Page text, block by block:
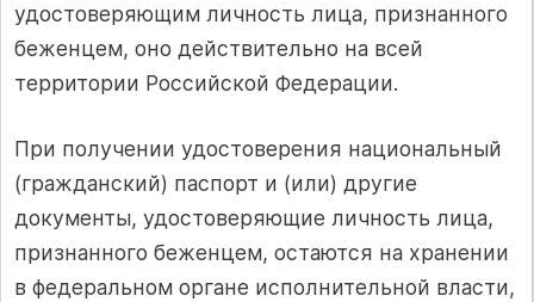
удостоверяющим личность лица, признанного
беженцем, оно действительно на всей
территории Российской Федерации.
При получении удостоверения национальный
(гражданский) паспорт и (или) другие
документы, удостоверяющие личность лица,
признанного беженцем, остаются на хранении
в федеральном органе исполнительной власти,